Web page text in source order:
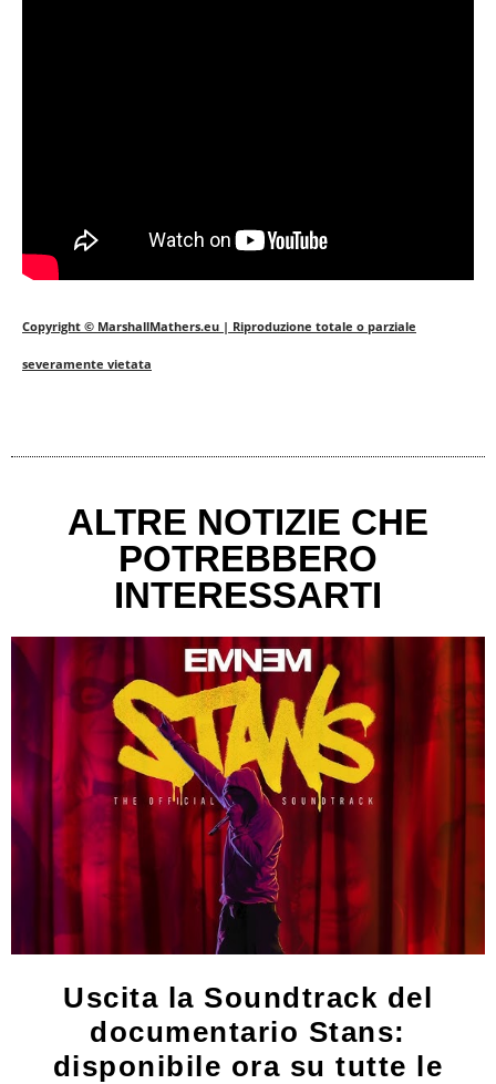
Copyright © MarshallMathers.eu | Riproduzione totale o parziale
severamente vietata
ALTRE NOTIZIE CHE
POTREBBERO
INTERESSARTI
Uscita la Soundtrack del
documentario Stans:
disponibile ora su tutte le